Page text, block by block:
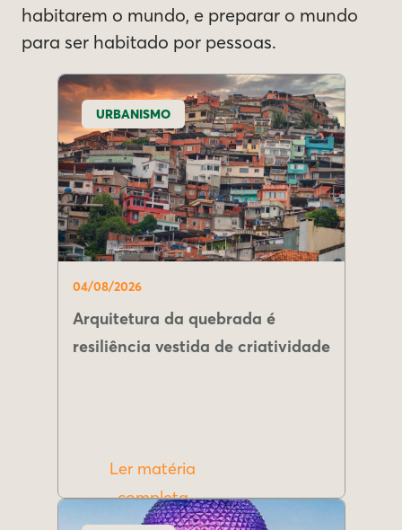
habitarem o mundo, e preparar o mundo
para ser habitado por pessoas.
URBANISMO
04/08/2026
Arquitetura da quebrada é
resiliência vestida de criatividade
Ler matéria
completa